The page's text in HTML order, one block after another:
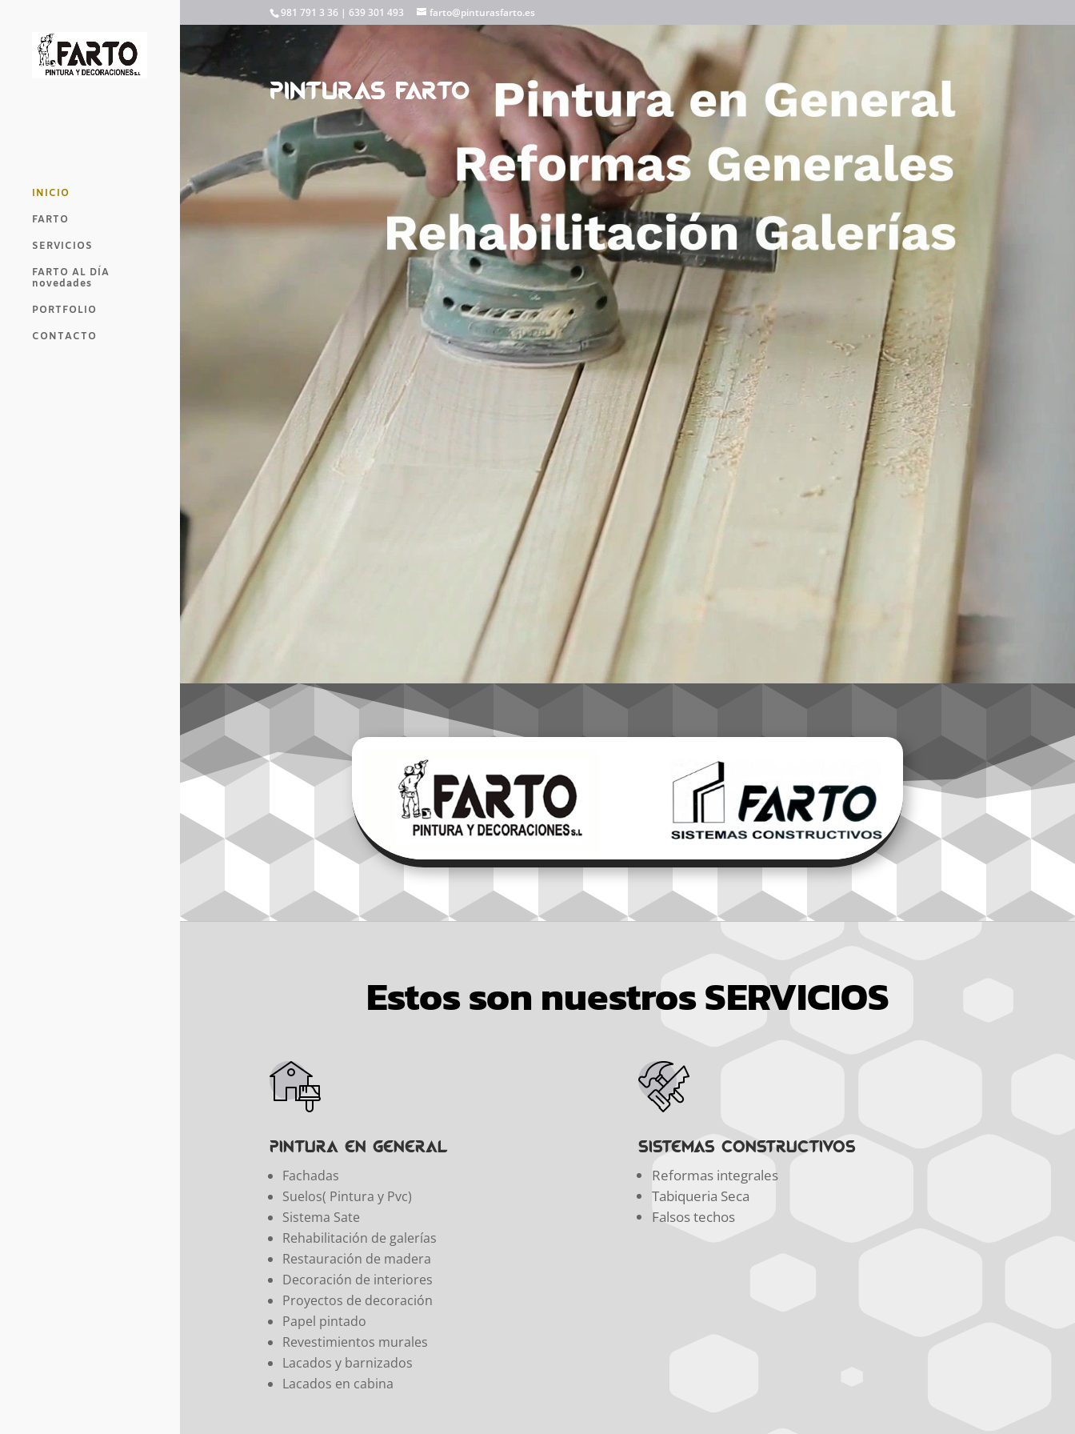
981 791 3 36 | 639 301 493 farto@pinturasfarto.es
INICIO
FARTO
SERVICIOS
FARTO AL DÍA
novedades
PORTFOLIO
CONTACTO
Reproductor
vídeo
PINTURAS FARTO
Estos son nuestros SERVICIOS
Pintura en General
Fachadas
Suelos( Pintura y Pvc)
Sistema Sate
Rehabilitación de galerías
Restauración de madera
Decoración de interiores
Proyectos de decoración
Papel pintado
Revestimientos murales
Lacados y barnizados
Lacados en cabina
SISTEMAS CONSTRUCTIVOS
Reformas integrales
Tabiqueria Seca
Falsos techos